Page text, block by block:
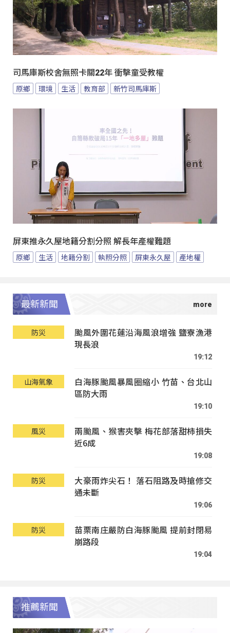
司馬庫斯校舍無照卡關22年 衝擊童受教權
原鄉 環境 生活 教育部 新竹司馬庫斯
屏東推永久屋地籍分割分照 解長年產權難題
原鄉 生活 地籍分割 執照分照 屏東永久屋 產地權
最新新聞
防災
颱風外圍花蓮沿海風浪增強 鹽寮漁港
現長浪
19:12
山海氣象
白海豚颱風暴風圈縮小 竹苗、台北山
區防大雨
19:10
風災
兩颱風、猴害夾擊 梅花部落甜柿損失
近6成
19:08
防災
大豪雨炸尖石！ 落石阻路及時搶修交
通未斷
19:06
防災
苗栗南庄嚴防白海豚颱風 提前封閉易
崩路段
19:04
推薦新聞